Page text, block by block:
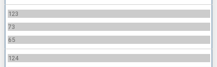
123
73
65
124